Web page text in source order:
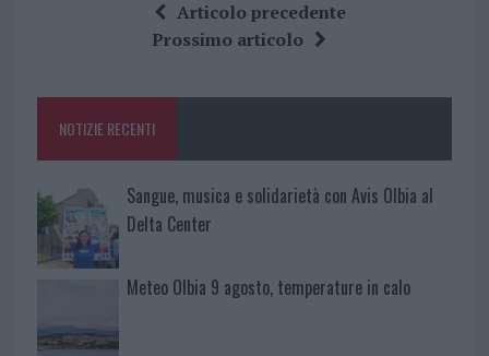
o
k
res
p
re
Articolo precedente
Prossimo articolo
NOTIZIE RECENTI
Sangue, musica e solidarietà con Avis Olbia al
Delta Center
Meteo Olbia 9 agosto, temperature in calo